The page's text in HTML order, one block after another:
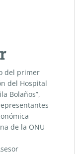
del primer
del Hospital
Bolaños”,
de la ONU